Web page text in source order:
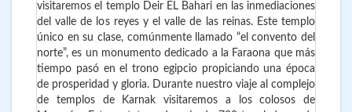
visitaremos el templo Deir EL Bahari en las inmediaciones
del valle de los reyes y el valle de las reinas. Este templo
único en su clase, comúnmente llamado “el convento del
norte”, es un monumento dedicado a la Faraona que más
tiempo pasó en el trono egipcio propiciando una época
de prosperidad y gloria. Durante nuestro viaje al complejo
de templos de Karnak visitaremos a los colosos de